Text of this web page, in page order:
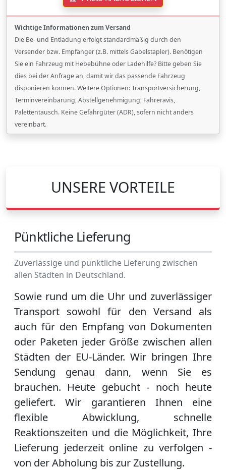
Wichtige Informationen zum Versand
Die Be- und Entladung erfolgt standardmäßig durch den
Versender bzw. Empfänger (z.B. mittels Gabelstapler). Benötigen
Sie ein Fahrzeug mit Hebebühne oder Ladehilfe? Bitte geben Sie
dies bei der Anfrage an, damit wir das passende Fahrzeug
disponieren können. Weitere Optionen: Transportversicherung,
Terminvereinbarung, Abstellgenehmigung, Fahreravis,
Palettentausch. Keine Gefahrgüter (ADR), sofern nicht anders
vereinbart.
UNSERE VORTEILE
Pünktliche Lieferung
Zuverlässige und pünktliche Lieferung zwischen
allen Städten in Deutschland.
Sowie rund um die Uhr und zuverlässiger
Transport sowohl für den Versand als
auch für den Empfang von Dokumenten
oder Paketen jeder Größe zwischen allen
Städten der EU-Länder. Wir bringen Ihre
Sendung genau dann, wenn Sie es
brauchen. Heute gebucht - noch heute
geliefert. Wir garantieren Ihnen eine
flexible Abwicklung, schnelle
Reaktionszeiten und die Möglichkeit, Ihre
Lieferung jederzeit online zu verfolgen -
von der Abholung bis zur Zustellung.